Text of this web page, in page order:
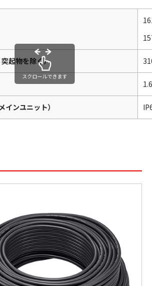
起物を除く）
インユニット）
スクロールできます